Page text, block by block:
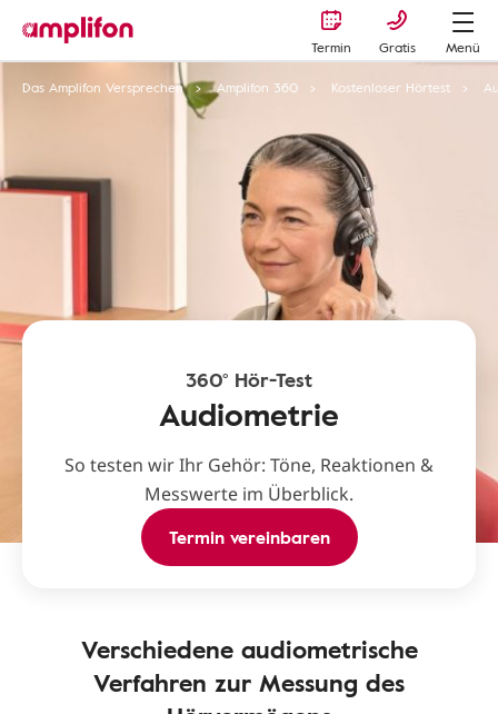
Termin Gratis
Menü
Das Amplifon Versprechen
Amplifon 360 Kostenloser Hörtest
360° Hör-Test
Audiometrie
So testen wir Ihr Gehör: Töne, Reaktionen &
Messwerte im Überblick.
Termin vereinbaren
Verschiedene audiometrische
Verfahren zur Messung des